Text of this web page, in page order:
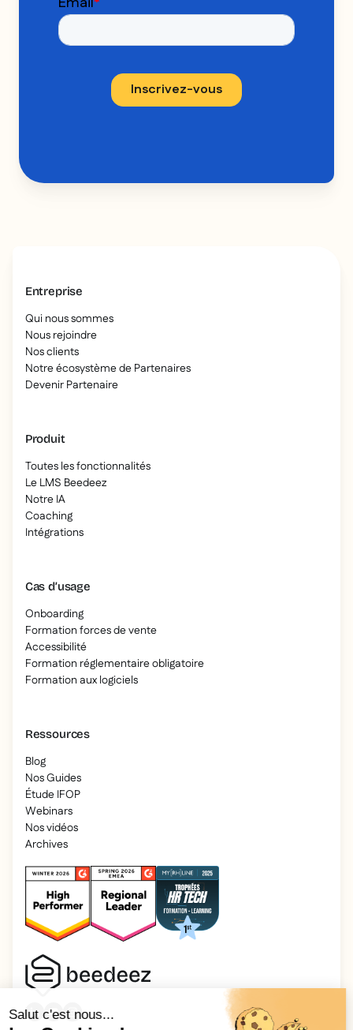
Entreprise
Qui nous sommes
Nous rejoindre
Nos clients
Notre écosystème de Partenaires
Devenir Partenaire
Produit
Toutes les fonctionnalités
Le LMS Beedeez
Notre IA
Coaching
Intégrations
Cas d’usage
Onboarding
Formation forces de vente
Accessibilité
Formation réglementaire obligatoire
Formation aux logiciels
Ressources
Blog
Nos Guides
Étude IFOP
Webinars
Nos vidéos
Archives